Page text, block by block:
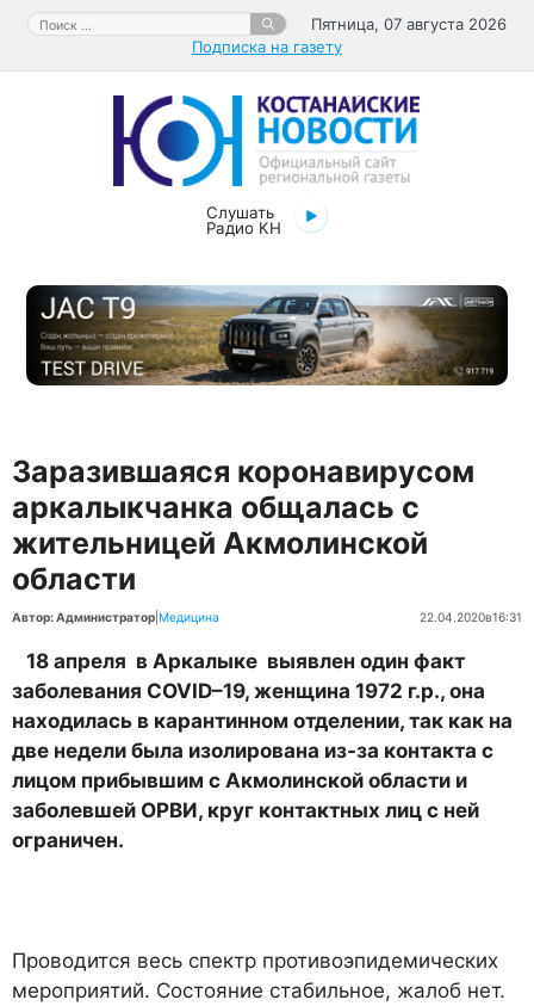
Перейти
содержимому
Поиск:
Пятница, 07 августа 2026
Подписка на газету
Слушать
Радио КН
Заразившаяся коронавирусом
аркалыкчанка общалась с
жительницей Акмолинской
области
Автор: Администратор Медицина 22.04.2020в16:31
18 апреля в Аркалыке выявлен один факт
заболевания COVID–19, женщина 1972 г.р., она
находилась в карантинном отделении, так как на
две недели была изолирована из-за контакта с
лицом прибывшим с Акмолинской области и
заболевшей ОРВИ, круг контактных лиц с ней
ограничен.
Проводится весь спектр противоэпидемических
мероприятий. Состояние стабильное, жалоб нет.